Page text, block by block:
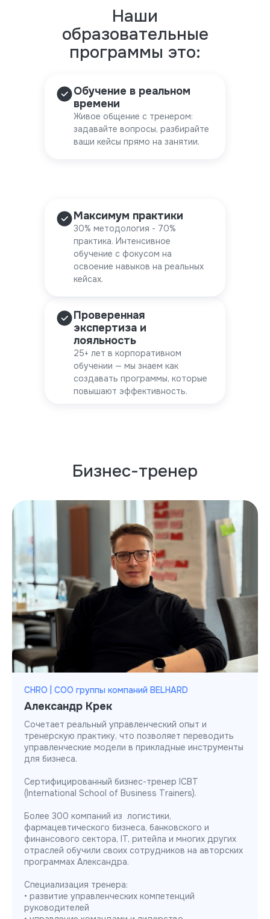
Проверенная
экспертиза и
лояльность
25+ лет в корпоративном
обучении — мы знаем как
создавать программы, которые
повышают эффективность.
Максимум практики
30% методология - 70%
практика. Интенсивное
обучение с фокусом на
освоение навыков на реальных
кейсах.
Обучение в реальном
времени
Живое общение с тренером:
задавайте вопросы, разбирайте
ваши кейсы прямо на занятии.
Наши
образовательные
программы это:
Бизнес-тренер
CHRO | COO группы компаний BELHARD
Александр Крек
Сочетает реальный управленческий опыт и
тренерскую практику, что позволяет переводить
управленческие модели в прикладные инструменты
для бизнеса.
Сертифицированный бизнес-тренер ICBT
(International School of Business Trainers).
Более 300 компаний из логистики,
фармацевтического бизнеса, банковского и
финансового сектора, IT, ритейла и многих других
отраслей обучили своих сотрудников на авторских
программах Александра.
Специализация тренера:
• развитие управленческих компетенций
руководителей